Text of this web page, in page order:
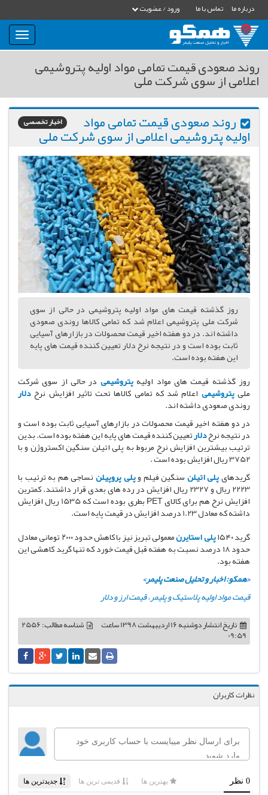
درباره ما تماس با ما ورود / عضویت
بار
و
روند صعودی قیمت تمامی مواد اولیه پتروشیمی
اعلامی از سوی شرکت ملی
اخبار تخصصی روند صعودی قیمت تمامی مواد
اولیه پتروشیمی اعلامی از سوی شرکت ملی
روز گذشته قیمت های مواد اولیه پتروشیمی در حالی از سوی
شرکت ملی پتروشیمی اعلام شد که تمامی کالاها روندی صعودی
داشته اند. در دو هفته اخیر قیمت محصولات در بازارهای آسیایی
ثابت بوده است و در نتیجه نرخ دلار تعیین کننده قیمت های پایه
این هفته بوده است.
روز گذشته قیمت های مواد اولیهپتروشیمی در حالی از سوی شرکت
ملیپتروشیمی اعلام شد که تمامی کالاها تحت تاثیر افزایش نرخدلار
روندی صعودی داشته اند.
در دو هفته اخیر قیمت محصولات در بازارهای آسیایی ثابت بوده است و
در نتیجه نرخدلارتعیین کننده قیمت های پایه این هفته بوده است. بدین
ترتیب بیشترین افزایش نرخ مربوط به پلی اتیلن سنگین اکستروژن و با
3752 ریال افزایش بوده است .
گریدهایپلی اتیلنسنگین فیلم وپلی پروپیلننساجی هم به ترتیب با
2223 ریال و 2327 ریال افزایش در رده های بعدی قرار داشتند. کمترین
افزایش نرخ هم برای کالای PET بطری بوده است که 1535 ریال افزایش
داشته که معادل 1.23 درصد افزایش در قیمت پایه است.
گرید ۱۵۴۰
پلی استایرن معمولی تبریز نیز با کاهش حدود ۲۰۰۰ تومانی معادل
حدود ۱۸ درصد نسبت به هفته قبل قیمت خورد که تنها گرید کاهشی این
هفته بود.
<همکو: اخبار و تحلیل صنعت پلیمر>
قیمت مواد اولیه پلاستیک و پلیمر،قیمت ارز و دلار
شناسه مطالب: 2556 تاریخ انتشار دوشنبه 16 اردیبهشت 1398 ساعت
09:59
نظرات کاربران